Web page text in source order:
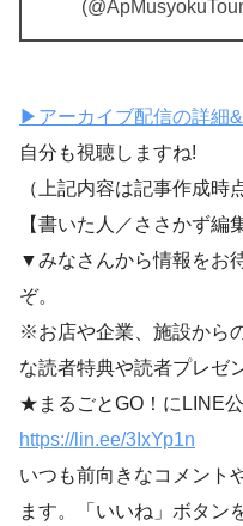
▶アーカイブ配信の詳細
自分も視聴しますね!
（上記内容は記事作成時
【書いた人／ささかず編
▼みなさんから情報をお
ぞ。
※お店や企業、施設から
な読者特典や読者プレゼ
★まるごとGO！にLINE
https://lin.ee/3IxYp1n
いつも前向きなコメント
ます。「いいね」ボタン